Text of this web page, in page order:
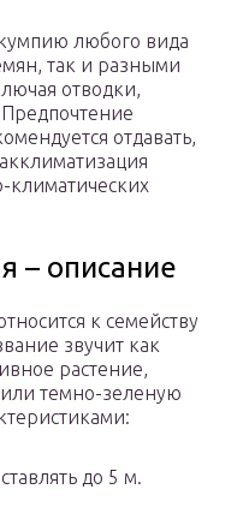
любого вида
так и разными
отводки,
отдавать,
климатических
– описание
к семейству
звучит как
растение,
темно-зеленую
до 5 м.